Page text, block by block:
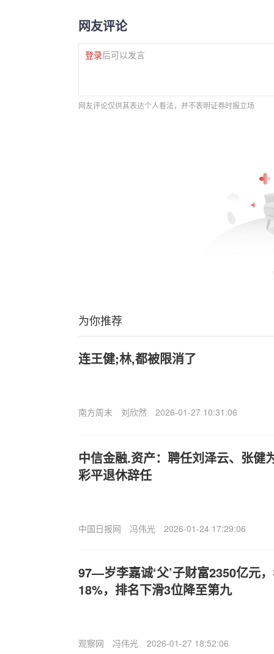
网友评论
登录后可以发言
网友评论仅供其表达个人看法，并不表明证券时报立场
为你推荐
连王健;林,都被限消了
南方周末 刘欣然 2026-01-27 10:31:06
中信金融.资产：聘任刘泽云、张健
彩平退休辞任
中国日报网 冯伟光 2026-01-24 17:29:06
97—岁李嘉诚‘父’子财富2350亿元
18%，排名下滑3位降至第九
观察网 冯伟光 2026-01-27 18:52:06